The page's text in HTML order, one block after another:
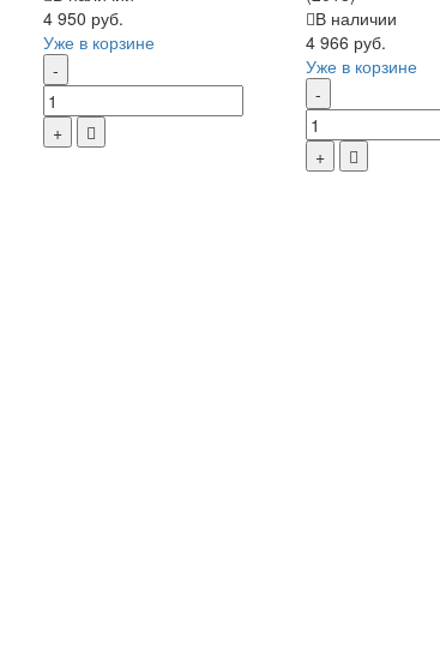
4 950 руб.
Уже в корзине
В наличии
4 966 руб.
Уже в корзине